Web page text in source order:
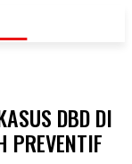
DBD DI
PREVENTIF